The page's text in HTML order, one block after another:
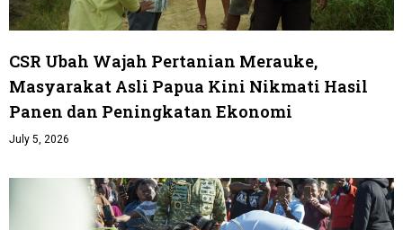
CSR Ubah Wajah Pertanian Merauke,
Masyarakat Asli Papua Kini Nikmati Hasil
Panen dan Peningkatan Ekonomi
July 5, 2026